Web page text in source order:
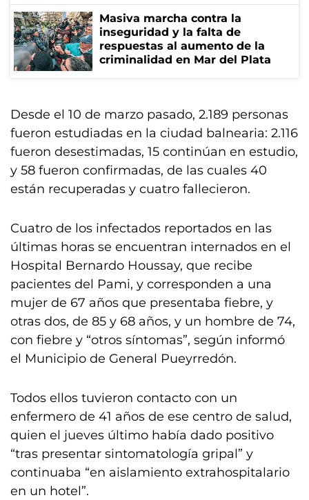
Masiva marcha contra la
inseguridad y la falta de
respuestas al aumento de la
criminalidad en Mar del Plata
Desde el 10 de marzo pasado, 2.189 personas
fueron estudiadas en la ciudad balnearia: 2.116
fueron desestimadas, 15 continúan en estudio,
y 58 fueron confirmadas, de las cuales 40
están recuperadas y cuatro fallecieron.
Cuatro de los infectados reportados en las
últimas horas se encuentran internados en el
Hospital Bernardo Houssay, que recibe
pacientes del Pami, y corresponden a una
mujer de 67 años que presentaba fiebre, y
otras dos, de 85 y 68 años, y un hombre de 74,
con fiebre y “otros síntomas”, según informó
el Municipio de General Pueyrredón.
Todos ellos tuvieron contacto con un
enfermero de 41 años de ese centro de salud,
quien el jueves último había dado positivo
“tras presentar sintomatología gripal” y
continuaba “en aislamiento extrahospitalario
en un hotel”.